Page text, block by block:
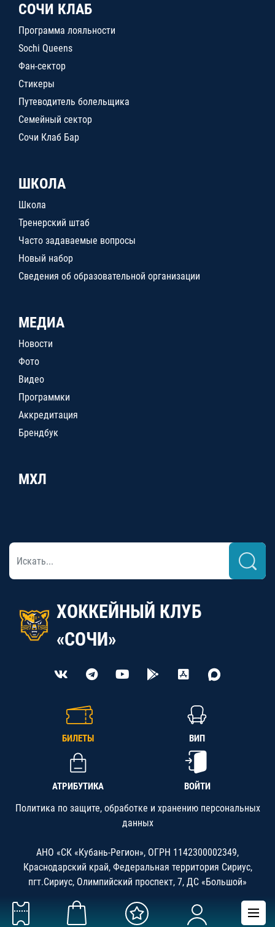
СОЧИ КЛАБ
Программа лояльности
Sochi Queens
Фан-сектор
Стикеры
Путеводитель болельщика
Семейный сектор
Сочи Клаб Бар
ШКОЛА
Школа
Тренерский штаб
Часто задаваемые вопросы
Новый набор
Сведения об образовательной организации
МЕДИА
Новости
Фото
Видео
Программки
Аккредитация
Брендбук
МХЛ
ХОККЕЙНЫЙ КЛУБ
«СОЧИ»
БИЛЕТЫ ВИП
АТРИБУТИКА ВОЙТИ
Политика по защите, обработке и хранению персональных
данных
АНО «СК «Кубань-Регион», ОГРН 1142300002349,
Краснодарский край, Федеральная территория Сириус,
пгт.Сириус, Олимпийский проспект, 7, ДС «Большой»